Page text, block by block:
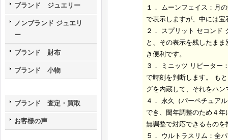
ブランド ジュエリー
ノンブランド ジュエリ
ー
ブランド 財布
ブランド 小物
ブランド 査定・買取
お客様の声
１． ムーンフェイス ：月
で表示しますが、中には
２． スプリット セコンド
と、その表示を残したま
き便利です。
３． ミニッツ リピーター
で時刻を判断します。 も
グを内蔵して、それをハ
４． 永久（パーペチュア
でき、閏年調整のため４
無調整で対応できるものを
５． ウルトラスリム ：全